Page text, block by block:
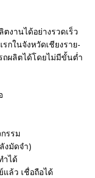
งานได้อย่างรวดเร็ว
กในจังหวัดเชียงราย-
ถผลิตได้โดยไม่มีขั้นต่ำ
รรม
งมัดจำ)
ำได้
ล้ว เชื่อถือได้